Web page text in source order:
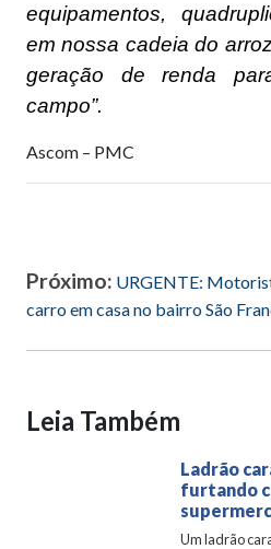
equipamentos,
em nossa cadeia do
geração de renda
campo”.
Ascom – PMC
Próximo: URGENTE:
carro em casa no bairro São
Leia Também
Ladrão
furtando
Um ladrão